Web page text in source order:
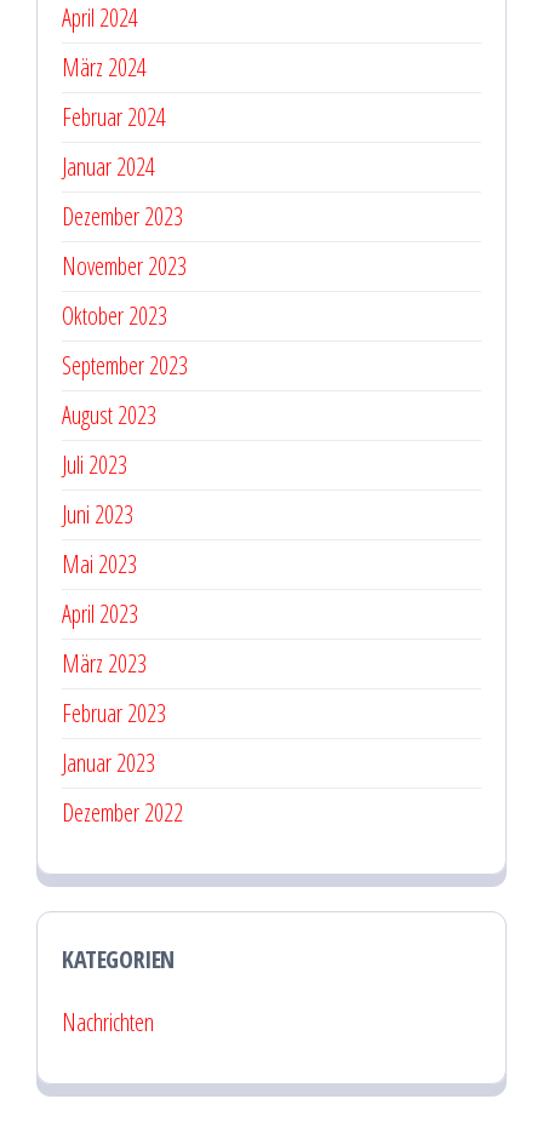
April 2024
März 2024
Februar 2024
Januar 2024
Dezember 2023
November 2023
Oktober 2023
September 2023
August 2023
Juli 2023
Juni 2023
Mai 2023
April 2023
März 2023
Februar 2023
Januar 2023
Dezember 2022
KATEGORIEN
Nachrichten